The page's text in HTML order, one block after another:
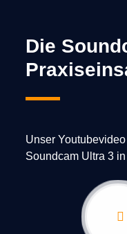
Die
Unser
Soundcam Ultra 3